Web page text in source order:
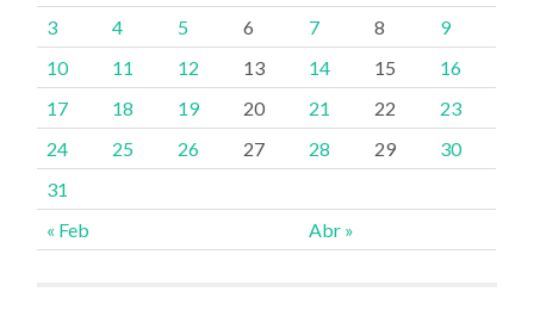
« Feb Abr »
3
4 5 6 7 8
9
10
11 12 13 14 15
16
17
18 19 20 21 22
23
24
25 26 27 28 29
30
31